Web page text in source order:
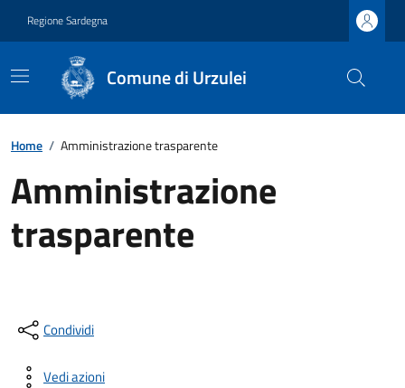
Regione Sardegna
Comune di Urzulei
Home / Amministrazione trasparente
Amministrazione
trasparente
Condividi
Vedi azioni